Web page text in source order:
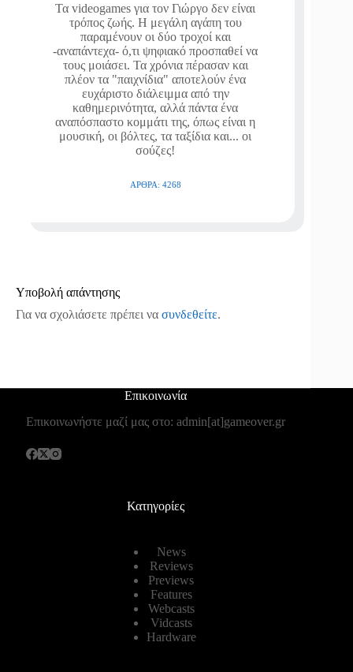
Τα videogames για τον Γιώργο δεν είναι
τρόπος ζωής. Η μεγάλη αγάπη του
παραμένουν οι δύο τροχοί και
-αναπάντεχα- ό,τι ψηφιακό προσπαθεί να
τους μοιάσει. Τα χρόνια πέρασαν και
πλέον τα "παιχνίδια" αποτελούν ένα
ευχάριστο διάλειμμα από την
καθημερινότητα, αλλά πάντα ένα
αναπόσπαστο κομμάτι της, όπως είναι η
μουσική, οι βόλτες, τα ταξίδια και... οι
σούζες!
ΆΡΘΡΑ: 4268
Υποβολή απάντησης
Για να σχολιάσετε πρέπει να συνδεθείτε.
Επικοινωνία
Επικοινωνήστε μαζί μας στο: admin[at]gameover.gr
Κατηγορίες
News
Reviews
Previews
Features
Webcasts
Vidcasts
Hardware